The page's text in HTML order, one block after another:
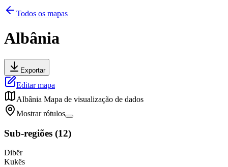
Todos os mapas
Albânia
Exportar
Editar mapa
Albânia Mapa de visualização de dados
Mostrar rótulos
Sub-regiões (12)
Dibër
Kukës